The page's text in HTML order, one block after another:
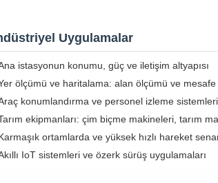
Uygulamalar
istasyonun konumu, güç ve iletişim altyapısı
ölçümü ve haritalama: alan ölçümü ve mesafe
konumlandırma ve personel izleme sistemleri
ekipmanları: çim biçme makineleri, tarım
ortamlarda ve yüksek hızlı hareket
IoT sistemleri ve özerk sürüş uygulamaları